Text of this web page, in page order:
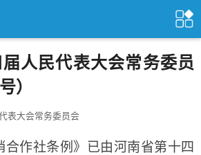
人民代表大会常务委员
）
表大会常务委员会
作社条例》已由河南省第十四